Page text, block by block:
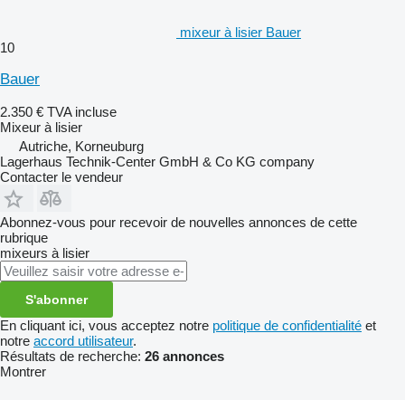
mixeur à lisier Bauer
10
Bauer
2.350 € TVA incluse
Mixeur à lisier
Autriche, Korneuburg
Lagerhaus Technik-Center GmbH & Co KG company
Contacter le vendeur
Abonnez-vous pour recevoir de nouvelles annonces de cette
rubrique
mixeurs à lisier
S'abonner
En cliquant ici, vous acceptez notre politique de confidentialité et
notre accord utilisateur.
Résultats de recherche: 26 annonces
Montrer